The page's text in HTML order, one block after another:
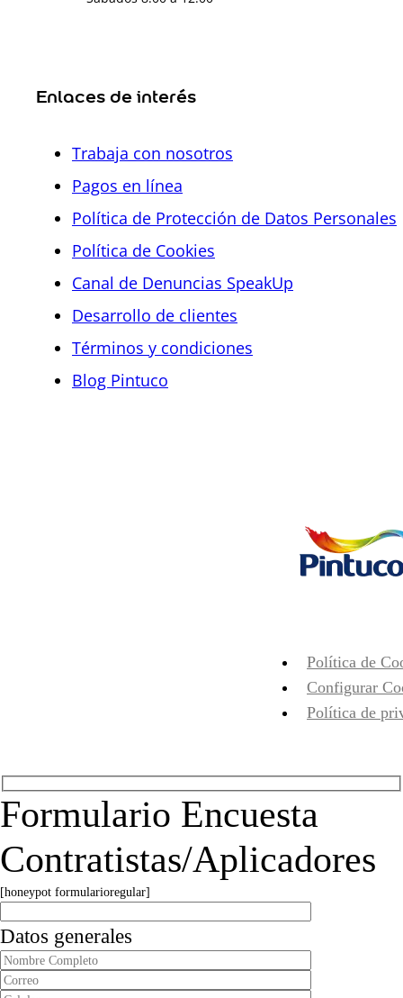
Enlaces de interés
Trabaja con nosotros
Pagos en línea
Política de Protección de Datos Personales
Política de Cookies
Canal de Denuncias SpeakUp
Desarrollo de clientes
Términos y condiciones
Blog Pintuco
Política de
Configurar
Política de
Formulario Encuesta
Contratistas/Aplicadores
[honeypot formularioregular]
Datos generales